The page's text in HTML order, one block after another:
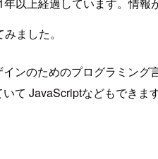
以上経過しています。情報
ました。
ンのためのプログラミン
て JavaScriptなどもできます